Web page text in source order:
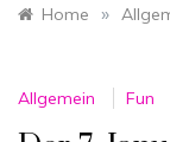
Home »
Allgemein Fun